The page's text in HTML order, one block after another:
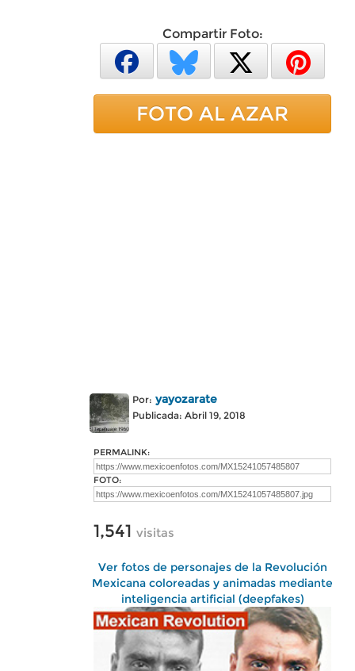
Compartir Foto:
FOTO AL AZAR
Por: yayozarate
Publicada: Abril 19, 2018
PERMALINK:
FOTO:
1,541 visitas
Ver fotos de personajes de la Revolución
Mexicana coloreadas y animadas mediante
inteligencia artificial (deepfakes)